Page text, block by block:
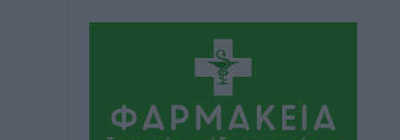
πριν 7 ώρες
ΣΕΤΕ: Σημαντική θεσμική εξέλιξη η
ΚΥΑ για το ΕΧΠ για τον τουρισμό